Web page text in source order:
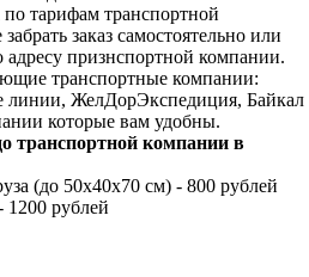
тарифам транспортной
заказ самостоятельно или
адресу признспортной компании.
транспортные компании:
ЖелДорЭкспедиция, Байкал
которые вам удобны.
транспортной компании в
(до 50х40х70 см) - 800 рублей
1200 рублей